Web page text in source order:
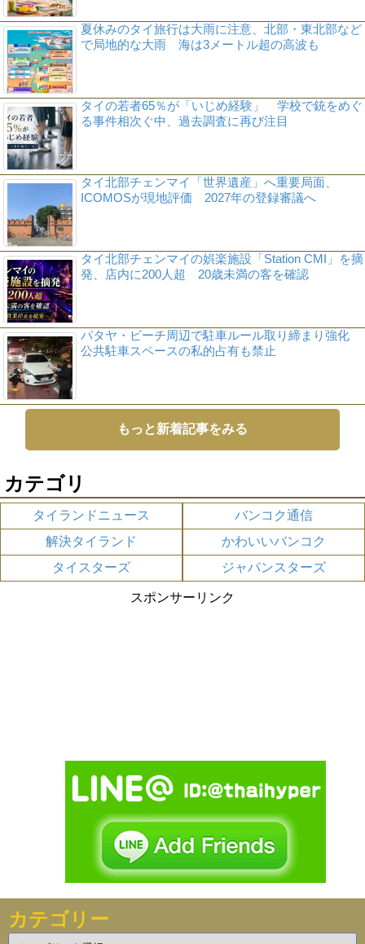
夏休みのタイ旅行は大雨に注意、北部・東北部など
で局地的な大雨 海は3メートル超の高波も
タイの若者65％が「いじめ経験」 学校で銃をめぐ
る事件相次ぐ中、過去調査に再び注目
タイ北部チェンマイ「世界遺産」へ重要局面、
ICOMOSが現地評価 2027年の登録審議へ
タイ北部チェンマイの娯楽施設「Station CMI」を摘
発、店内に200人超 20歳未満の客を確認
パタヤ・ビーチ周辺で駐車ルール取り締まり強化
公共駐車スペースの私的占有も禁止
もっと新着記事をみる
カテゴリ
タイランドニュース
バンコク通信
解決タイランド
かわいいバンコク
タイスターズ
ジャパンスターズ
スポンサーリンク
カテゴリー